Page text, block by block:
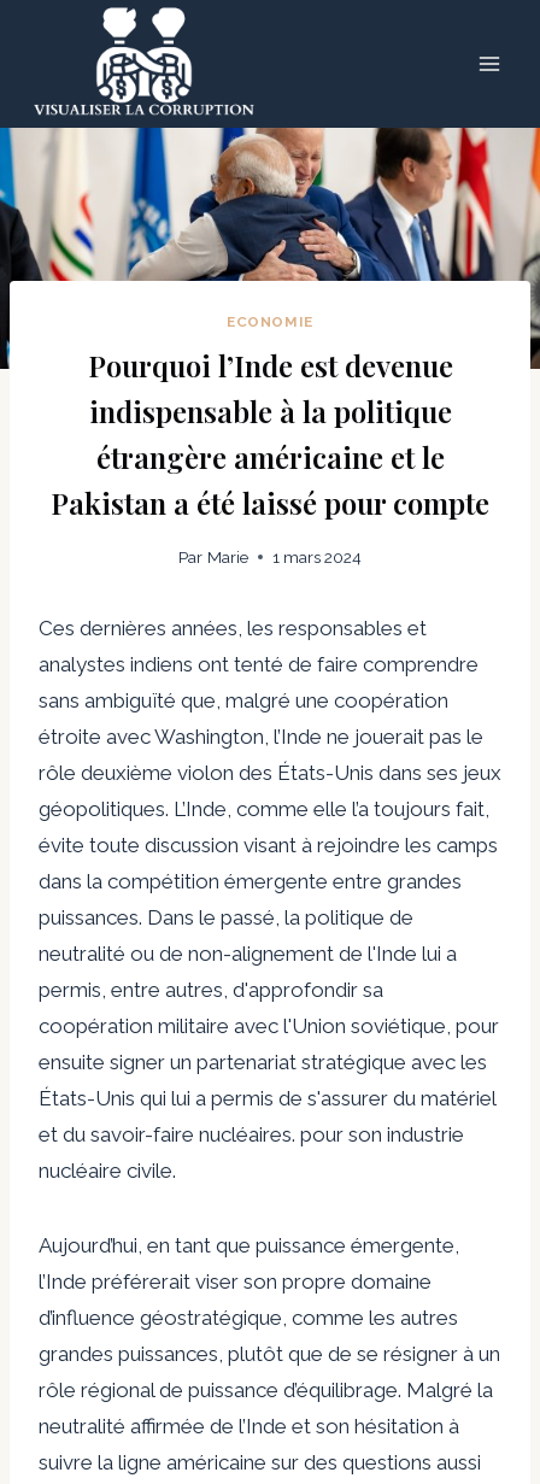
ECONOMIE
Pourquoi l’Inde est devenue
indispensable à la politique
étrangère américaine et le
Pakistan a été laissé pour compte
Par Marie 1 mars 2024
Ces dernières années, les responsables et
analystes indiens ont tenté de faire comprendre
sans ambiguïté que, malgré une coopération
étroite avec Washington, l’Inde ne jouerait pas le
rôle deuxième violon des États-Unis dans ses jeux
géopolitiques. L’Inde, comme elle l’a toujours fait,
évite toute discussion visant à rejoindre les camps
dans la compétition émergente entre grandes
puissances. Dans le passé, la politique de
neutralité ou de non-alignement de l'Inde lui a
permis, entre autres, d'approfondir sa
coopération militaire avec l'Union soviétique, pour
ensuite signer un partenariat stratégique avec les
États-Unis qui lui a permis de s'assurer du matériel
et du savoir-faire nucléaires. pour son industrie
nucléaire civile.
Aujourd’hui, en tant que puissance émergente,
l’Inde préférerait viser son propre domaine
d’influence géostratégique, comme les autres
grandes puissances, plutôt que de se résigner à un
rôle régional de puissance d’équilibrage. Malgré la
neutralité affirmée de l’Inde et son hésitation à
suivre la ligne américaine sur des questions aussi